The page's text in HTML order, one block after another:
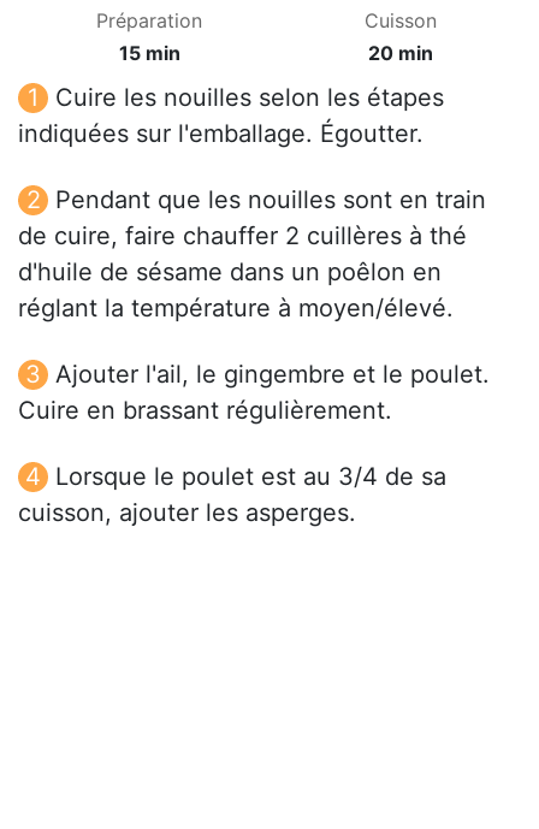
Préparation
15 min
Cuisson
20 min
Cuire les nouilles selon les étapes
indiquées sur l'emballage. Égoutter.
Pendant que les nouilles sont en train
de cuire, faire chauffer 2 cuillères à thé
d'huile de sésame dans un poêlon en
réglant la température à moyen/élevé.
Ajouter l'ail, le gingembre et le poulet.
Cuire en brassant régulièrement.
Lorsque le poulet est au 3/4 de sa
cuisson, ajouter les asperges.